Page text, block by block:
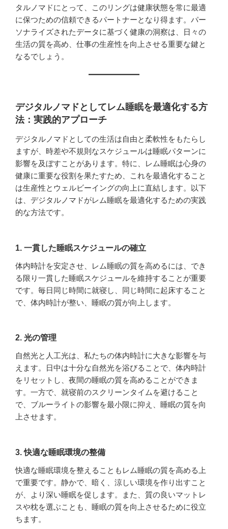
タルノマドにとって、このリングは健康状態を常に最適
に保つための信頼できるパートナーとなり得ます。パー
ソナライズされたデータに基づく健康の洞察は、日々の
生活の質を高め、仕事の生産性を向上させる重要な鍵と
なるでしょう。
デジタルノマドとしてレム睡眠を最適化する方
法：実践的アプローチ
デジタルノマドとしての生活は自由と柔軟性をもたらし
ますが、時差や不規則なスケジュールは睡眠パターンに
影響を及ぼすことがあります。特に、レム睡眠は心身の
健康に重要な役割を果たすため、これを最適化すること
は生産性とウェルビーイングの向上に直結します。以下
は、デジタルノマドがレム睡眠を最適化するための実践
的な方法です。
1. 一貫した睡眠スケジュールの確立
体内時計を安定させ、レム睡眠の質を高めるには、でき
る限り一貫した睡眠スケジュールを維持することが重要
です。毎日同じ時間に就寝し、同じ時間に起床すること
で、体内時計が整い、睡眠の質が向上します。
2. 光の管理
自然光と人工光は、私たちの体内時計に大きな影響を与
えます。日中は十分な自然光を浴びることで、体内時計
をリセットし、夜間の睡眠の質を高めることができま
す。一方で、就寝前のスクリーンタイムを避けること
で、ブルーライトの影響を最小限に抑え、睡眠の質を向
上させます。
3. 快適な睡眠環境の整備
快適な睡眠環境を整えることもレム睡眠の質を高める上
で重要です。静かで、暗く、涼しい環境を作り出すこと
が、より深い睡眠を促します。また、質の良いマットレ
スや枕を選ぶことも、睡眠の質を向上させるために役立
ちます。